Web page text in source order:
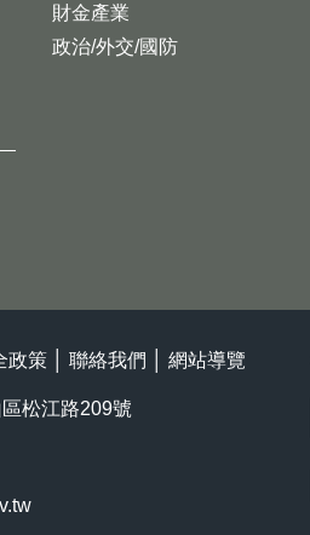
財金產業
政治/外交/國防
政策 聯絡我們 網站導覽
松江路209號